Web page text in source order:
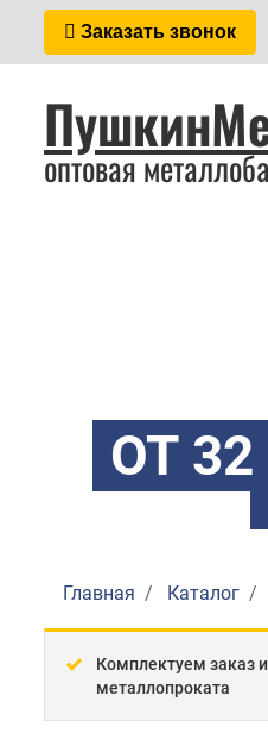
Заказать звонок
оптовая
ОТ
Главная Каталог
Комплектуем заказ
металлопроката